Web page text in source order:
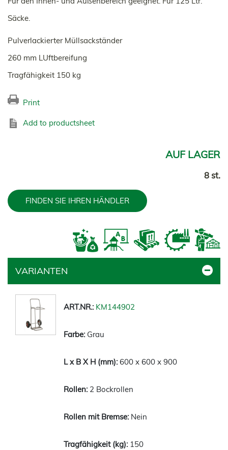
Säcke.
Pulverlackierter Müllsackständer
260 mm LUftbereifung
Tragfähigkeit 150 kg
Print
Add to productsheet
AUF LAGER
8 st.
FINDEN SIE IHREN HÄNDLER
VARIANTEN
KM144902
Grau
600 x 600 x 900
2 Bockrollen
Nein
150